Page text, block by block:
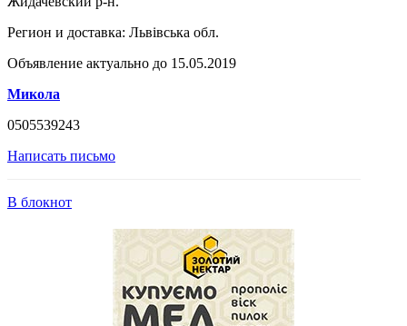
Регион и доставка: Львівська обл.
Объявление актуально до 15.05.2019
Микола
0505539243
Написать письмо
В блокнот